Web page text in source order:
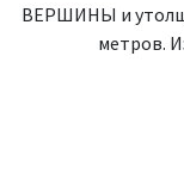
ВЕРШИНЫ и
метров.